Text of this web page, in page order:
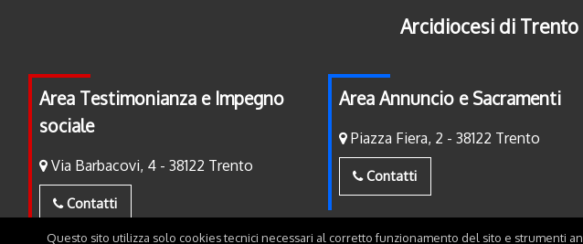
Arcidiocesi di Trento
Area Testimonianza e Impegno
sociale
Via Barbacovi, 4 - 38122 Trento
Contatti
Area Annuncio e Sacramenti
Piazza Fiera, 2 - 38122 Trento
Contatti
Questo sito utilizza solo cookies tecnici necessari al corretto funzionamento del sito e strumenti